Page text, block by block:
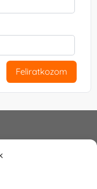
Feliratkozom